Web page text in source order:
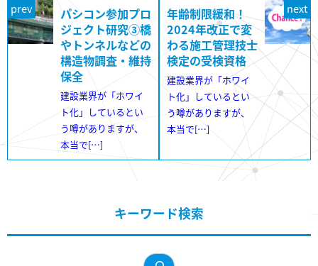
prev
パシコン参加プロ
ジェクト研究③橋
やトンネルなどの
構造物調査・維持
保全
建設業界が「ホワイ
ト化」しているとい
う噂がありますが、
本当で[…]
next
年齢制限緩和！
2024年改正で変
わる施工管理技士
検定の受検資格
建設業界が「ホワイ
ト化」しているとい
う噂がありますが、
本当で[…]
キーワード検索